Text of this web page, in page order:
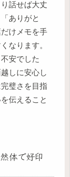
話せば大丈
ありがと
けメモを手
なります。
安でした
しに安心し
璧さを目指
伝えること
体で好印